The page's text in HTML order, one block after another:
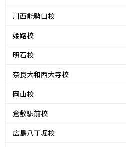
川西能勢口校
姫路校
明石校
奈良大和西大寺校
岡山校
倉敷駅前校
広島八丁堀校